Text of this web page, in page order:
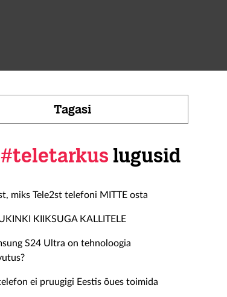
Tagasi
#teletarkus lugusid
miks Tele2st telefoni MITTE osta
KIIKSUGA KALLITELE
S24 Ultra on tehnoloogia
ei pruugigi Eestis õues toimida